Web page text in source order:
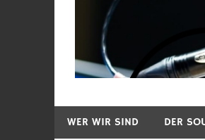
WER WIR SIND DER